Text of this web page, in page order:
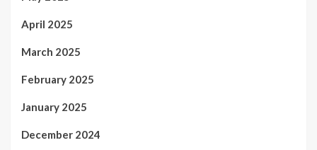
April 2025
March 2025
February 2025
January 2025
December 2024